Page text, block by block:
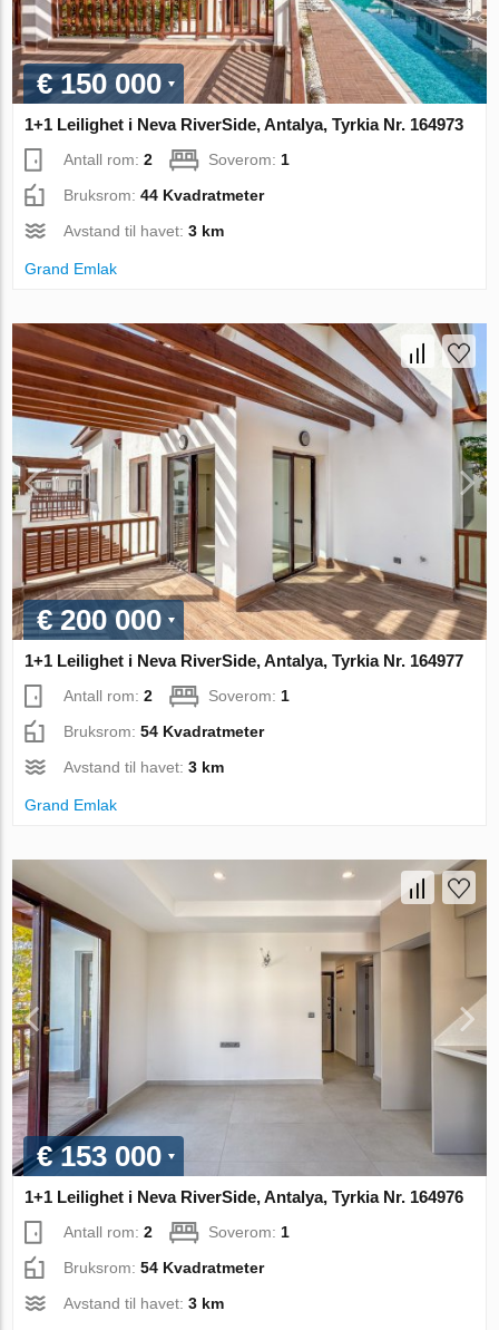
€ 150 000
1+1 Leilighet i Neva RiverSide, Antalya, Tyrkia Nr. 164973
Antall rom:2 Soverom:1
Bruksrom:44 Kvadratmeter
Avstand til havet:3 km
Grand Emlak
€ 200 000
1+1 Leilighet i Neva RiverSide, Antalya, Tyrkia Nr. 164977
Antall rom:2 Soverom: 1
Bruksrom:54 Kvadratmeter
Avstand til havet:3 km
Grand Emlak
€ 153 000
1+1 Leilighet i Neva RiverSide, Antalya, Tyrkia Nr. 164976
Antall rom:2 Soverom: 1
Bruksrom:54 Kvadratmeter
Avstand til havet:3 km